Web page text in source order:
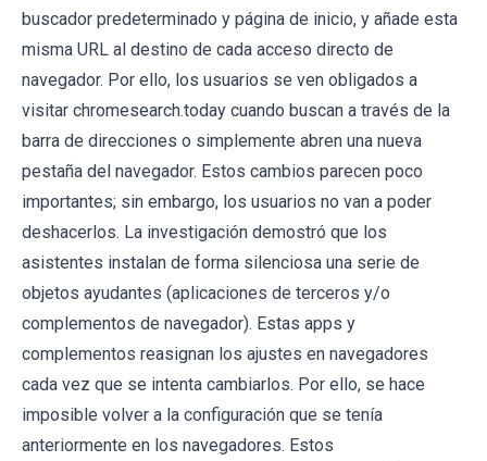
buscador predeterminado y página de inicio, y añade esta
misma URL al destino de cada acceso directo de
navegador. Por ello, los usuarios se ven obligados a
visitar chromesearch.today cuando buscan a través de la
barra de direcciones o simplemente abren una nueva
pestaña del navegador. Estos cambios parecen poco
importantes; sin embargo, los usuarios no van a poder
deshacerlos. La investigación demostró que los
asistentes instalan de forma silenciosa una serie de
objetos ayudantes (aplicaciones de terceros y/o
complementos de navegador). Estas apps y
complementos reasignan los ajustes en navegadores
cada vez que se intenta cambiarlos. Por ello, se hace
imposible volver a la configuración que se tenía
anteriormente en los navegadores. Estos